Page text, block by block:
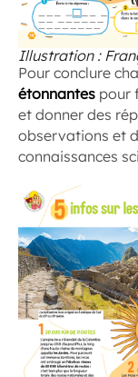
Illustration :
Pour conclure
étonnantes pour
et donner des
observations et
connaissances